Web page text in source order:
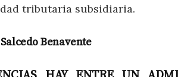
tributaria subsidiaria.
Benavente